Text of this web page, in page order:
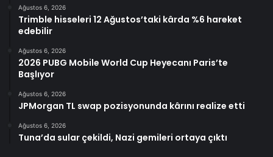
Ağustos 6, 2026
Trimble hisseleri 12 Ağustos’taki kârda %6 hareket
edebilir
Ağustos 6, 2026
2026 PUBG Mobile World Cup Heyecanı Paris’te
Başlıyor
Ağustos 6, 2026
JPMorgan TL swap pozisyonunda kârını realize etti
Ağustos 6, 2026
Tuna’da sular çekildi, Nazi gemileri ortaya çıktı